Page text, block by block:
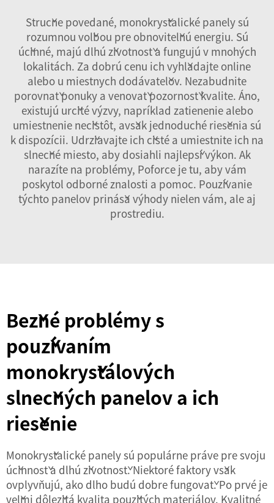
Stručne povedané, monokryštalické panely sú
rozumnou voľbou pre obnoviteľnú energiu. Sú
účinné, majú dlhú životnosť a fungujú v mnohých
lokalitách. Za dobrú cenu ich vyhľadajte online
alebo u miestnych dodávateľov. Nezabudnite
porovnať ponuky a venovať pozornosť kvalite. Áno,
existujú určité výzvy, napríklad zatienenie alebo
umiestnenie nečistôt, avšak jednoduché riešenia sú
k dispozícii. Udržiavajte ich čisté a umiestnite ich na
slnečné miesto, aby dosiahli najlepší výkon. Ak
narazíte na problémy, Poforce je tu, aby vám
poskytol odborné znalosti a pomoc. Používanie
týchto panelov prináša výhody nielen vám, ale aj
prostrediu.
Bežné problémy s
používaním
monokryštálových
slnečných panelov a ich
riešenie
Monokryštalické panely sú populárne práve pre svoju
účinnosť a dlhú životnosť. Niektoré faktory však
ovplyvňujú, ako dlho budú dobre fungovať. Po prvé je
veľmi dôležitá kvalita použitých materiálov. Kvalitné